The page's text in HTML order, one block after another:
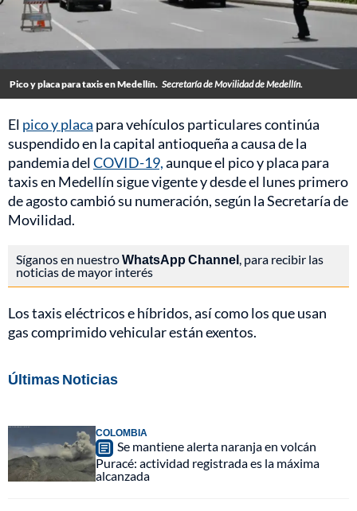
Pico y placa para taxis en Medellín. Secretaría de Movilidad de Medellín.
El pico y placa para vehículos particulares continúa
suspendido en la capital antioqueña a causa de la
pandemia delCOVID-19,aunque el pico y placa para
taxis en Medellínsigue vigente y desde el lunes primero
de agosto cambió su numeración, según la Secretaría de
Movilidad.
Síganos en nuestroWhatsApp Channel, para recibir las
noticias de mayor interés
Los taxis eléctricos e híbridos, así como los que usan
gas comprimido vehicular están exentos.
Últimas Noticias
COLOMBIA
Se mantiene alerta naranja en volcán
Puracé: actividad registrada es la máxima
alcanzada